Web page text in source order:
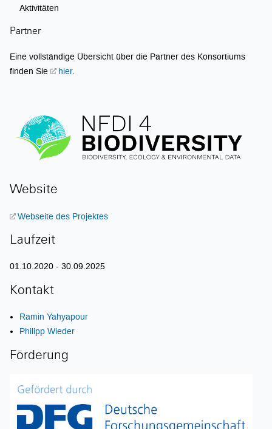
Aktivitäten
Partner
Eine vollständige Übersicht über die Partner des Konsortiums
finden Sie
hier.
Website
Webseite des Projektes
Laufzeit
01.10.2020 - 30.09.2025
Kontakt
Ramin Yahyapour
Philipp Wieder
Förderung